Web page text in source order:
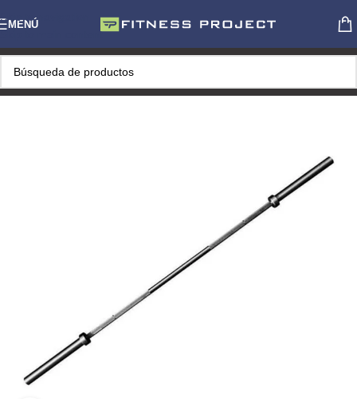
Skip to navigation
Skip to main content
MENÚ